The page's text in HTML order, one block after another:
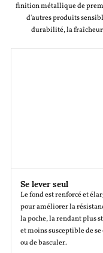
finition métallique de
d'autres produits
durabilité, la fraîcheur
Se lever seul
Le fond est renforcé et
pour améliorer la
la poche, la rendant plus
et moins susceptible de se
ou de basculer.